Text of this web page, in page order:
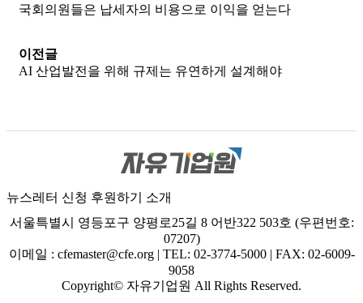
국회의원들은 납세자의 비용으로 이익을 얻는다
이전글
AI 산업발전을 위해 규제는 유연하게 설계해야
뉴스레터 신청 후원하기
소개
서울특별시 영등포구 양평로25길 8 어반322 503호 (우편번호:
07207)
이메일 : cfemaster@cfe.org | TEL: 02-3774-5000 | FAX: 02-6009-
9058
Copyright© 자유기업원 All Rights Reserved.